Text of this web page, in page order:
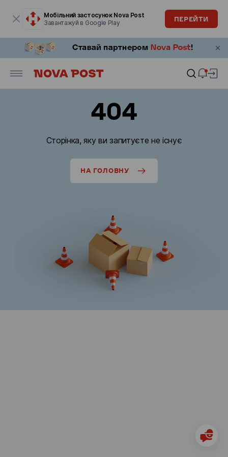
Мобільний застосунок Nova Post
Завантажуй в Google Play
ПЕРЕЙТИ
404
Сторінка, яку ви запитуєте не існує
НА ГОЛОВНУ